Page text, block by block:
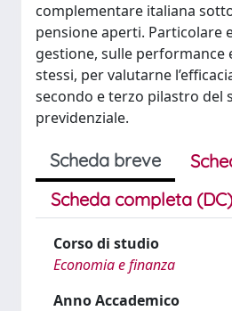
complementare italiana
pensione aperti. Particolare
gestione, sulle performance
stessi, per valutarne
secondo e terzo pilastro del
previdenziale.
Scheda breve
Scheda completa (DC)
Corso di studio
Economia e finanza
Anno Accademico